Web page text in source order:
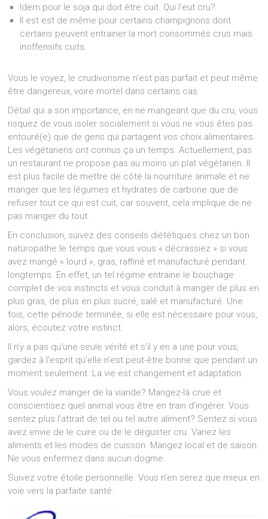
Idem pour le soja qui doit être cuit. Qui l’eut cru?
Il est est de même pour certains champignons dont
certains peuvent entrainer la mort consommés crus mais
inoffensifs cuits.
Vous le voyez, le crudivorisme n’est pas parfait et peut même
être dangereux, voire mortel dans certains cas.
Détail qui a son importance, en ne mangeant que du cru, vous
risquez de vous isoler socialement si vous ne vous êtes pas
entouré(e) que de gens qui partagent vos choix alimentaires.
Les végétariens ont connus ça un temps. Actuellement, pas
un restaurant ne propose pas au moins un plat végétarien. Il
est plus facile de mettre de côté la nourriture animale et ne
manger que les légumes et hydrates de carbone que de
refuser tout ce qui est cuit, car souvent, cela implique de ne
pas manger du tout.
En conclusion, suivez des conseils diététiques chez un bon
naturopathe le temps que vous vous « décrassiez » si vous
avez mangé « lourd », gras, raffiné et manufacturé pendant
longtemps. En effet, un tel régime entraine le bouchage
complet de vos instincts et vous conduit à manger de plus en
plus gras, de plus en plus sucré, salé et manufacturé. Une
fois, cette période terminée, si elle est nécessaire pour vous,
alors, écoutez votre instinct.
Il n’y a pas qu’une seule vérité et s’il y en a une pour vous,
gardez à l’esprit qu’elle n’est peut-être bonne que pendant un
moment seulement. La vie est changement et adaptation.
Vous voulez manger de la viande? Mangez-là crue et
conscientisez quel animal vous être en train d’ingérer. Vous
sentez plus l’attrait de tel ou tel autre aliment? Sentez si vous
avez envie de le cuire ou de le déguster cru. Variez les
aliments et les modes de cuisson. Mangez local et de saison.
Ne vous enfermez dans aucun dogme.
Suivez votre étoile personnelle. Vous n’en serez que mieux en
voie vers la parfaite santé.